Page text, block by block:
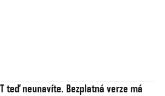
teď neunavíte. Bezplatná verze má